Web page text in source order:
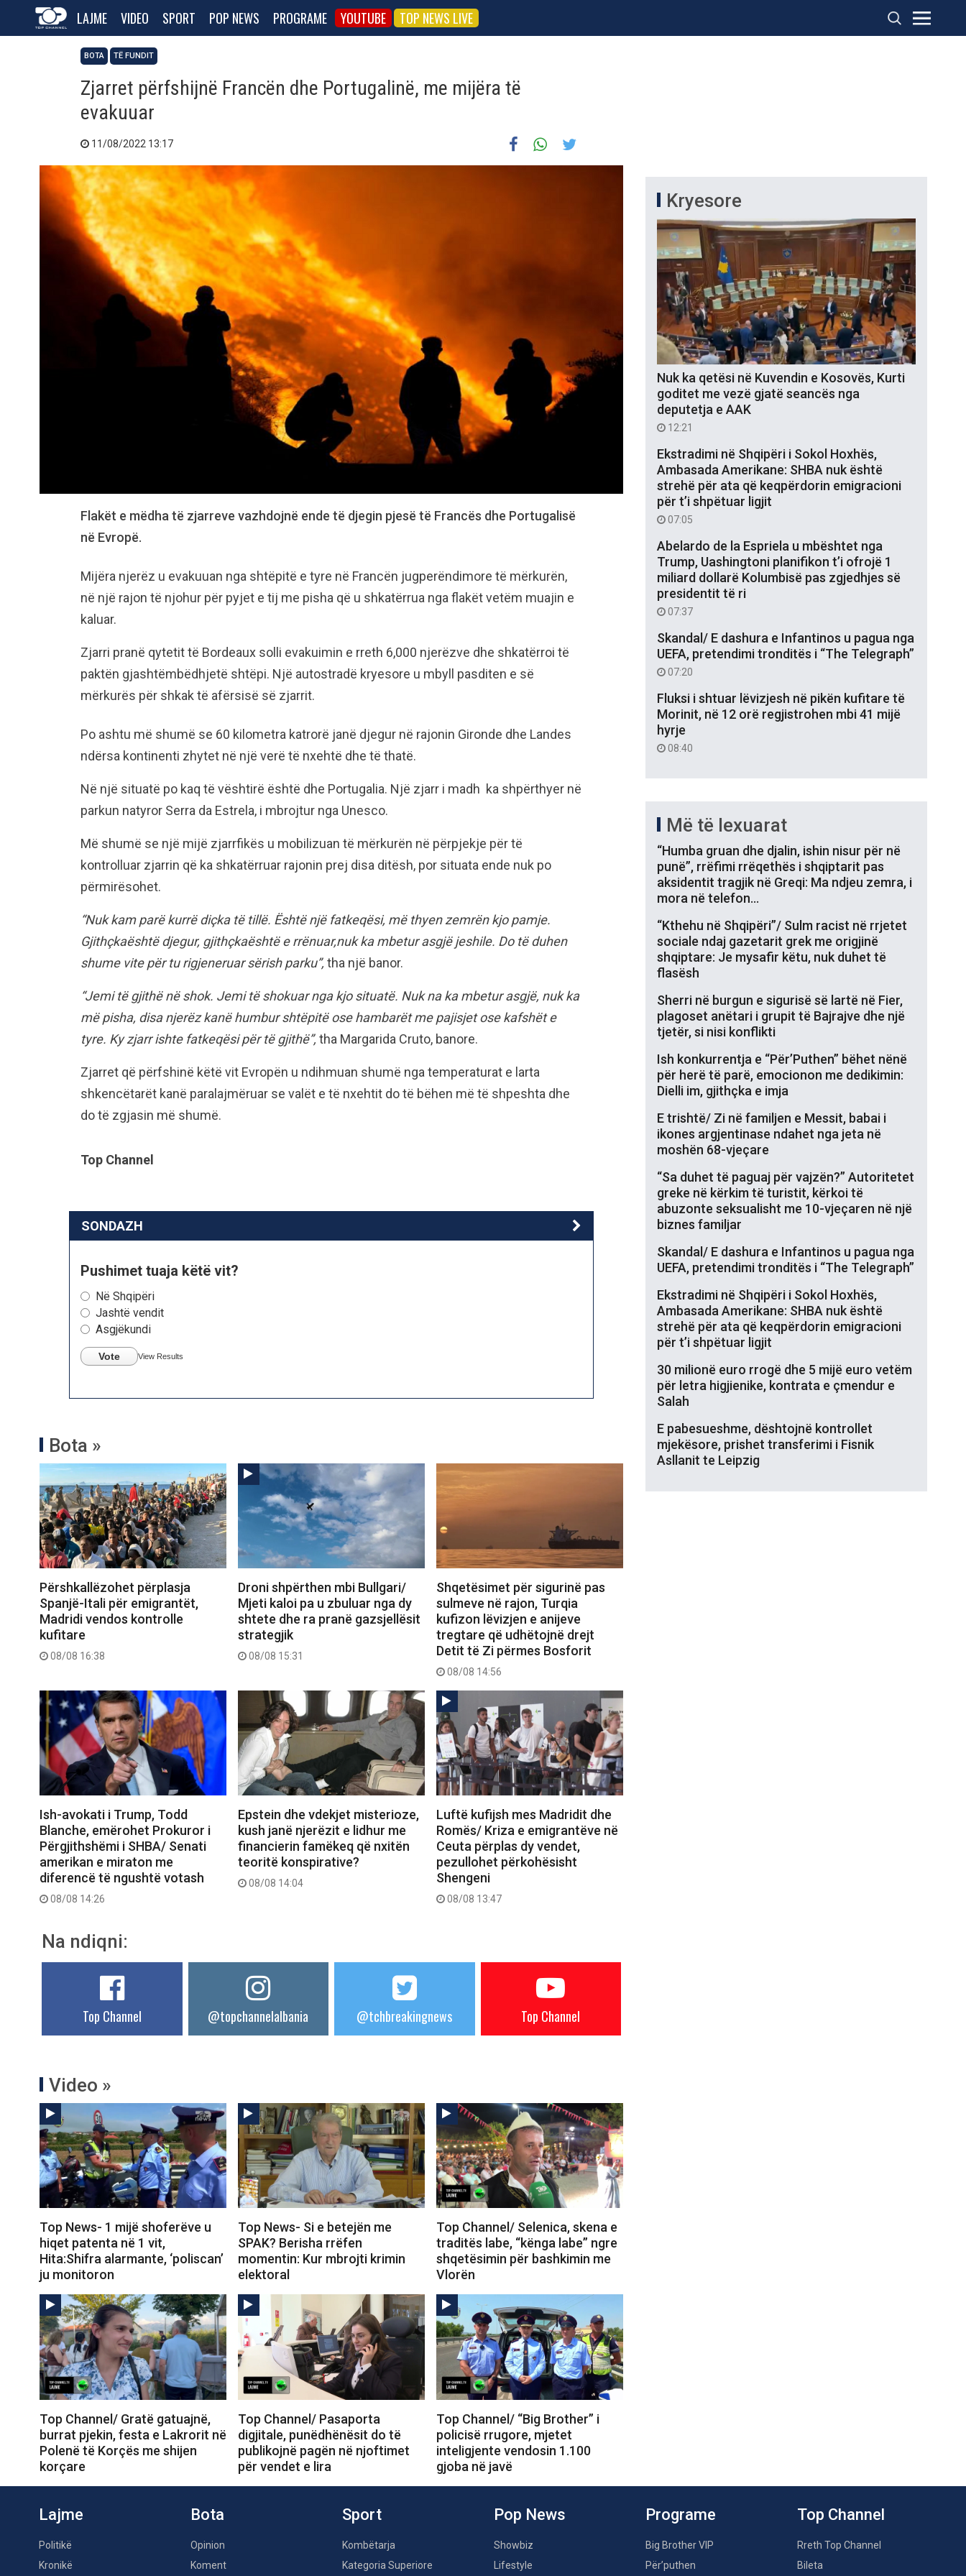
LAJME VIDEO SPORT POP NEWS PROGRAME YOUTUBE TOP NEWS LIVE
BOTA TË FUNDIT
Zjarret përfshijnë Francën dhe Portugalinë, me mijëra të
evakuuar
11/08/2022 13:17
Flakët e mëdha të zjarreve vazhdojnë ende të djegin pjesë të Francës dhe Portugalisë
në Evropë.
Mijëra njerëz u evakuuan nga shtëpitë e tyre në Francën jugperëndimore të mërkurën,
në një rajon të njohur për pyjet e tij me pisha që u shkatërrua nga flakët vetëm muajin e
kaluar.
Zjarri pranë qytetit të Bordeaux solli evakuimin e rreth 6,000 njerëzve dhe shkatërroi të
paktën gjashtëmbëdhjetë shtëpi. Një autostradë kryesore u mbyll pasditen e së
mërkurës për shkak të afërsisë së zjarrit.
Po ashtu më shumë se 60 kilometra katrorë janë djegur në rajonin Gironde dhe Landes
ndërsa kontinenti zhytet në një verë të nxehtë dhe të thatë.
Në një situatë po kaq të vështirë është dhe Portugalia. Një zjarr i madh ka shpërthyer në
parkun natyror Serra da Estrela, i mbrojtur nga Unesco.
Më shumë se një mijë zjarrfikës u mobilizuan të mërkurën në përpjekje për të
kontrolluar zjarrin që ka shkatërruar rajonin prej disa ditësh, por situata ende nuk po
përmirësohet.
“Nuk kam parë kurrë diçka të tillë. Është një fatkeqësi, më thyen zemrën kjo pamje.
Gjithçkaështë djegur, gjithçkaështë e rrënuar,nuk ka mbetur asgjë jeshile. Do të duhen
shume vite për tu rigjeneruar sërish parku”, tha një banor.
“Jemi të gjithë në shok. Jemi të shokuar nga kjo situatë. Nuk na ka mbetur asgjë, nuk ka
më pisha, disa njerëz kanë humbur shtëpitë ose hambarët me pajisjet ose kafshët e
tyre. Ky zjarr ishte fatkeqësi për të gjithë”, tha Margarida Cruto, banore.
Zjarret që përfshinë këtë vit Evropën u ndihmuan shumë nga temperaturat e larta
shkencëtarët kanë paralajmëruar se valët e të nxehtit do të bëhen më të shpeshta dhe
do të zgjasin më shumë.
Top Channel
SONDAZH
Pushimet tuaja këtë vit?
Në Shqipëri
Jashtë vendit
Asgjëkundi
Vote View Results
Bota »
Përshkallëzohet përplasja
Spanjë-Itali për emigrantët,
Madridi vendos kontrolle
kufitare
08/08 16:38
Droni shpërthen mbi Bullgari/
Mjeti kaloi pa u zbuluar nga dy
shtete dhe ra pranë gazsjellësit
strategjik
08/08 15:31
Shqetësimet për sigurinë pas
sulmeve në rajon, Turqia
kufizon lëvizjen e anijeve
tregtare që udhëtojnë drejt
Detit të Zi përmes Bosforit
08/08 14:56
Ish-avokati i Trump, Todd
Blanche, emërohet Prokuror i
Përgjithshëmi i SHBA/ Senati
amerikan e miraton me
diferencë të ngushtë votash
08/08 14:26
Epstein dhe vdekjet misterioze,
kush janë njerëzit e lidhur me
financierin famëkeq që nxitën
teoritë konspirative?
08/08 14:04
Luftë kufijsh mes Madridit dhe
Romës/ Kriza e emigrantëve në
Ceuta përplas dy vendet,
pezullohet përkohësisht
Shengeni
08/08 13:47
Na ndiqni:
Top Channel @topchannelalbania @tchbreakingnews Top Channel
Video »
Top News- 1 mijë shoferëve u
hiqet patenta në 1 vit,
Hita:Shifra alarmante, ‘poliscan’
ju monitoron
Top News- Si e betejën me
SPAK? Berisha rrëfen
momentin: Kur mbrojti krimin
elektoral
Top Channel/ Selenica, skena e
traditës labe, “kënga labe” ngre
shqetësimin për bashkimin me
Vlorën
Top Channel/ Gratë gatuajnë,
burrat pjekin, festa e Lakrorit në
Polenë të Korçës me shijen
korçare
Top Channel/ Pasaporta
digjitale, punëdhënësit do të
publikojnë pagën në njoftimet
për vendet e lira
Top Channel/ “Big Brother” i
policisë rrugore, mjetet
inteligjente vendosin 1.100
gjoba në javë
Kryesore
Nuk ka qetësi në Kuvendin e Kosovës, Kurti
goditet me vezë gjatë seancës nga
deputetja e AAK
12:21
Ekstradimi në Shqipëri i Sokol Hoxhës,
Ambasada Amerikane: SHBA nuk është
strehë për ata që keqpërdorin emigracioni
për t’i shpëtuar ligjit
07:05
Abelardo de la Espriela u mbështet nga
Trump, Uashingtoni planifikon t’i ofrojë 1
miliard dollarë Kolumbisë pas zgjedhjes së
presidentit të ri
07:37
Skandal/ E dashura e Infantinos u pagua nga
UEFA, pretendimi tronditës i “The Telegraph”
07:20
Fluksi i shtuar lëvizjesh në pikën kufitare të
Morinit, në 12 orë regjistrohen mbi 41 mijë
hyrje
08:40
Më të lexuarat
“Humba gruan dhe djalin, ishin nisur për në
punë”, rrëfimi rrëqethës i shqiptarit pas
aksidentit tragjik në Greqi: Ma ndjeu zemra, i
mora në telefon…
“Kthehu në Shqipëri”/ Sulm racist në rrjetet
sociale ndaj gazetarit grek me origjinë
shqiptare: Je mysafir këtu, nuk duhet të
flasësh
Sherri në burgun e sigurisë së lartë në Fier,
plagoset anëtari i grupit të Bajrajve dhe një
tjetër, si nisi konflikti
Ish konkurrentja e “Për’Puthen” bëhet nënë
për herë të parë, emocionon me dedikimin:
Dielli im, gjithçka e imja
E trishtë/ Zi në familjen e Messit, babai i
ikones argjentinase ndahet nga jeta në
moshën 68-vjeçare
“Sa duhet të paguaj për vajzën?” Autoritetet
greke në kërkim të turistit, kërkoi të
abuzonte seksualisht me 10-vjeçaren në një
biznes familjar
Skandal/ E dashura e Infantinos u pagua nga
UEFA, pretendimi tronditës i “The Telegraph”
Ekstradimi në Shqipëri i Sokol Hoxhës,
Ambasada Amerikane: SHBA nuk është
strehë për ata që keqpërdorin emigracioni
për t’i shpëtuar ligjit
30 milionë euro rrogë dhe 5 mijë euro vetëm
për letra higjienike, kontrata e çmendur e
Salah
E pabesueshme, dështojnë kontrollet
mjekësore, prishet transferimi i Fisnik
Asllanit te Leipzig
Lajme
Politikë
Kronikë
Bota
Opinion
Koment
Sport
Kombëtarja
Kategoria Superiore
Pop News
Showbiz
Lifestyle
Programe
Big Brother VIP
Për’puthen
Top Channel
Rreth Top Channel
Bileta